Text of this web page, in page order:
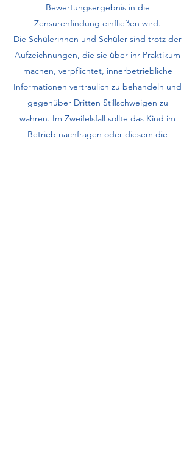
Bewertungsergebnis in die
Zensurenfindung einfließen wird.
Die Schülerinnen und Schüler sind trotz der
Aufzeichnungen, die sie über ihr Praktikum
machen, verpflichtet, innerbetriebliche
Informationen vertraulich zu behandeln und
gegenüber Dritten Stillschweigen zu
wahren. Im Zweifelsfall sollte das Kind im
Betrieb nachfragen oder diesem die